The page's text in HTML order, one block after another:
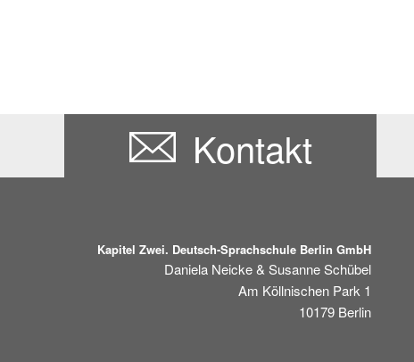
Kontakt
Kapitel Zwei. Deutsch-Sprachschule Berlin GmbH
Daniela Neicke & Susanne Schübel
Am Köllnischen Park 1
10179 Berlin